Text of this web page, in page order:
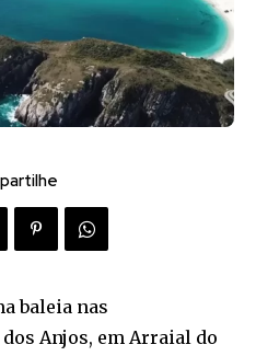
baleia nas
Anjos, em Arraial do